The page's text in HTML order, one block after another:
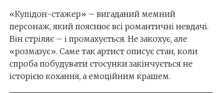
«Купідон-стажер» – вигаданий мемний
персонаж, який пояснює всі романтичні невдачі.
Він стріляє – і промахується. Не закохує, але
«розмазує». Саме так артист описує стан, коли
спроба побудувати стосунки закінчується не
історією кохання, а емоційним крашем.